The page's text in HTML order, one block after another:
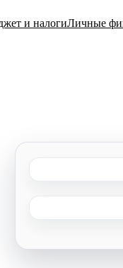
и налогиЛичные